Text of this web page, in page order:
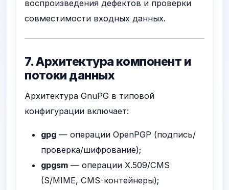
воспроизведения дефектов и проверки
совместимости входных данных.
7. Архитектура компонент и
потоки данных
Архитектура GnuPG в типовой
конфигурации включает:
gpg — операции OpenPGP (подпись/
проверка/шифрование);
gpgsm — операции X.509/CMS
(S/MIME, CMS-контейнеры);